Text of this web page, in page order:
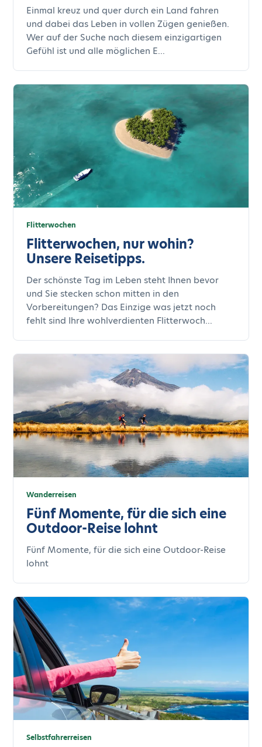
Einmal kreuz und quer durch ein Land fahren
und dabei das Leben in vollen Zügen genießen.
Wer auf der Suche nach diesem einzigartigen
Gefühl ist und alle möglichen E...
Flitterwochen
Flitterwochen, nur wohin?
Unsere Reisetipps.
Der schönste Tag im Leben steht Ihnen bevor
und Sie stecken schon mitten in den
Vorbereitungen? Das Einzige was jetzt noch
fehlt sind Ihre wohlverdienten Flitterwoch...
Wanderreisen
Fünf Momente, für die sich eine
Outdoor-Reise lohnt
Fünf Momente, für die sich eine Outdoor-Reise
lohnt
Selbstfahrerreisen